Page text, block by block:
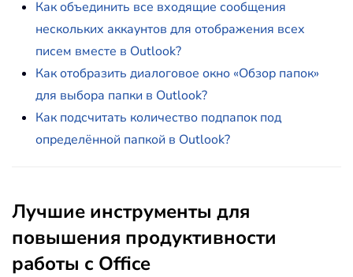
Как объединить все входящие сообщения
нескольких аккаунтов для отображения всех
писем вместе в Outlook?
Как отобразить диалоговое окно «Обзор папок»
для выбора папки в Outlook?
Как подсчитать количество подпапок под
определённой папкой в Outlook?
Лучшие инструменты для
повышения продуктивности
работы с Office